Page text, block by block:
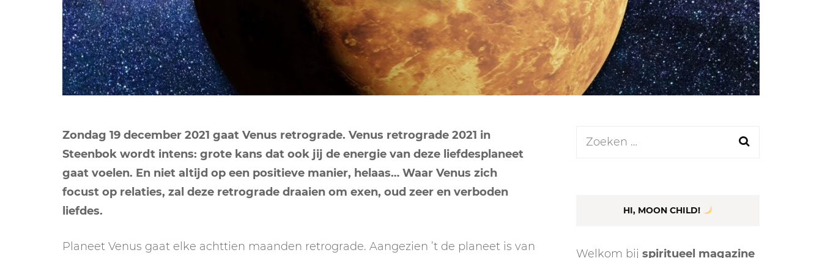
NEGENDE HUIS
TIENDE HUIS
ELFDE HUIS
NEPTUNUS
ORAKEL
RITUELEN
NIEUWE MAAN
RITUELEN
MERCURIUS
RETROGRADE RITUEEL
SPIRIT ANIMALS
Zondag 19 december 2021 gaat Venus retrograde. Venus retrograde 2021 in
Steenbok wordt intens: grote kans dat ook jij de energie van deze liefdesplaneet
gaat voelen. En niet altijd op een positieve manier, helaas… Waar Venus zich
focust op relaties, zal deze retrograde draaien om exen, oud zeer en verboden
liefdes.
Planeet Venus gaat elke achttien maanden retrograde. Aangezien ’t de planeet is van
Zoeken
HI, MOON CHILD!
Welkom bij spiritueel magazine